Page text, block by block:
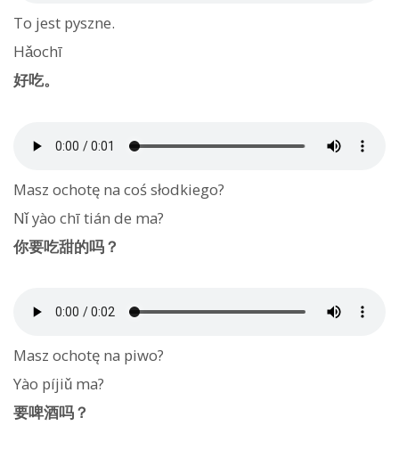
To jest pyszne.
Hǎochī
好吃。
Masz ochotę na coś słodkiego?
Nǐ yào chī tián de ma?
你要吃甜的吗？
Masz ochotę na piwo?
Yào píjiǔ ma?
要啤酒吗？